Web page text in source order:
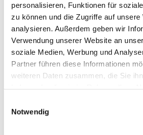
personalisieren, Funktionen für
zu können und die Zugriffe auf unsere
analysieren. Außerdem geben wir
Verwendung unserer Website an
soziale Medien, Werbung und
Partner führen diese Informationen
weiteren Daten zusammen, die Sie
Notwendig
Dienstag, 1. Dezember
Uhr
Oeynhausen